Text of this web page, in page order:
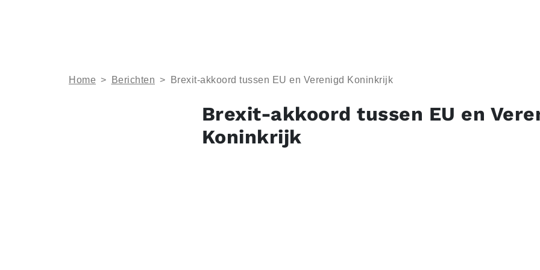
Home > Berichten > Brexit-akkoord tussen EU en Verenigd Koninkrijk
Brexit-akkoord tussen EU en
Koninkrijk